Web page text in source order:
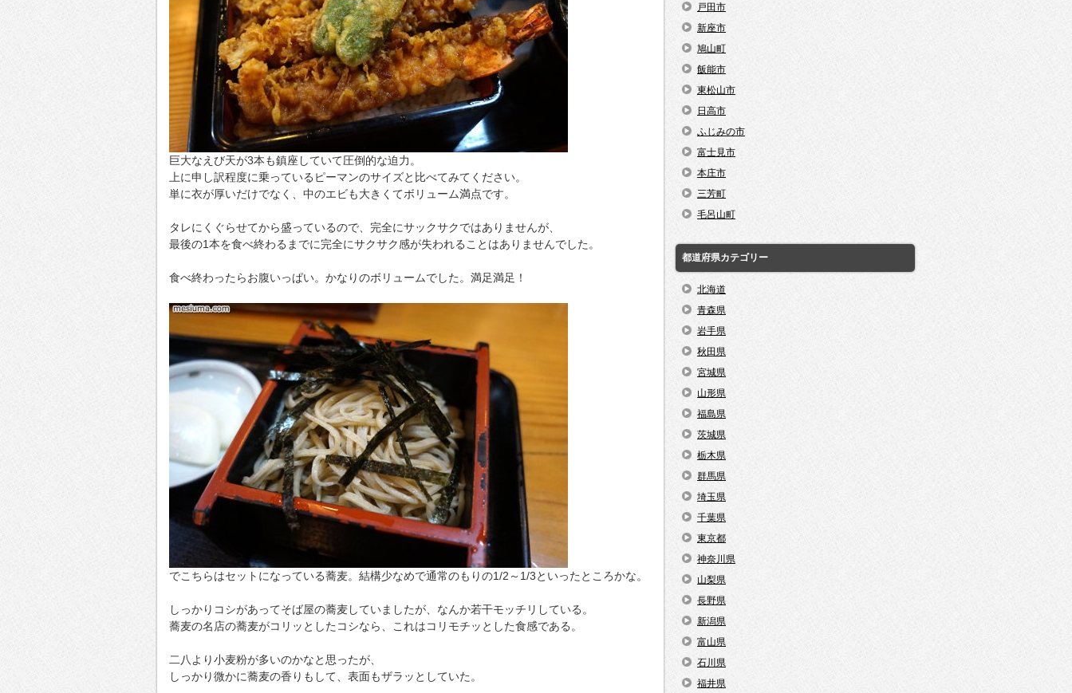
巨大なえび天が3本も鎮座していて圧倒的な迫力。
上に申し訳程度に乗っているピーマンのサイズと比べてみてください。
単に衣が厚いだけでなく、中のエビも大きくてボリューム満点です。
タレにくぐらせてから盛っているので、完全にサックサクではありませんが、
最後の1本を食べ終わるまでに完全にサクサク感が失われることはありませんでした。
食べ終わったらお腹いっぱい。かなりのボリュームでした。満足満足！
でこちらはセットになっている蕎麦。結構少なめで通常のもりの1/2～1/3といったところかな。
しっかりコシがあってそば屋の蕎麦していましたが、なんか若干モッチリしている。
蕎麦の名店の蕎麦がコリッとしたコシなら、これはコリモチッとした食感である。
二八より小麦粉が多いのかなと思ったが、
しっかり微かに蕎麦の香りもして、表面もザラッとしていた。
戸田市
新座市
鳩山町
飯能市
東松山市
日高市
ふじみの市
富士見市
本庄市
三芳町
毛呂山町
都道府県カテゴリー
北海道
青森県
岩手県
秋田県
宮城県
山形県
福島県
茨城県
栃木県
群馬県
埼玉県
千葉県
東京都
神奈川県
山梨県
長野県
新潟県
富山県
石川県
福井県